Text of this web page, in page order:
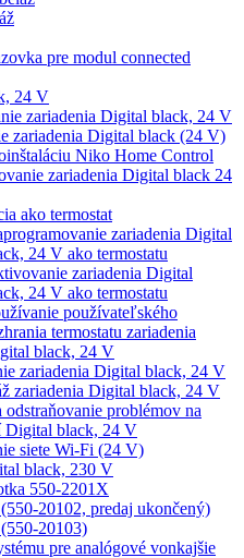
pre modul connected
24 V
zariadenia Digital black, 24 V
zariadenia Digital black (24 V)
Niko Home Control
zariadenia Digital black 24
ako termostat
zariadenia Digital
24 V ako termostatu
zariadenia Digital
24 V ako termostatu
používateľského
termostatu zariadenia
black, 24 V
zariadenia Digital black, 24 V
zariadenia Digital black, 24 V
odstraňovanie problémov na
Digital black, 24 V
siete Wi-Fi (24 V)
black, 230 V
550-2201X
20102, predaj ukončený)
20103)
pre analógové vonkajšie